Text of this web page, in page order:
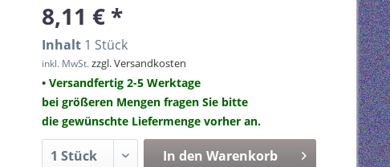
8,11 € *
Inhalt 1 Stück
inkl. MwSt.zzgl. Versandkosten
• Versandfertig 2-5 Werktage
bei größeren Mengen fragen Sie bitte
die gewünschte Liefermenge vorher an.
In den Warenkorb